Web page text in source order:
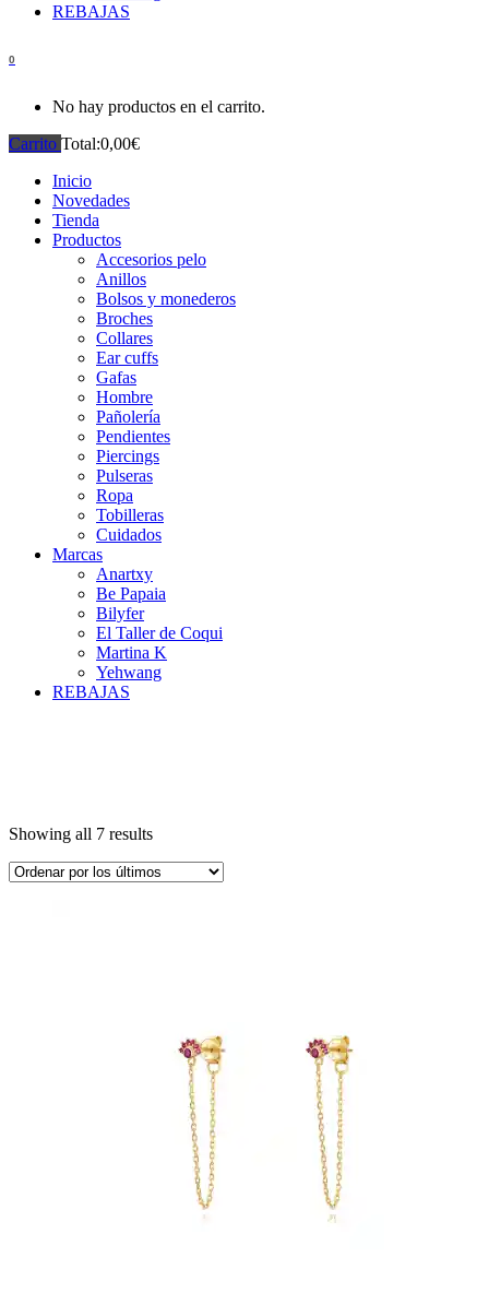
REBAJAS
0
No hay productos en el carrito.
Carrito Total:0,00€
Inicio
Novedades
Tienda
Productos
Accesorios pelo
Anillos
Bolsos y monederos
Broches
Collares
Ear cuffs
Gafas
Hombre
Pañolería
Pendientes
Piercings
Pulseras
Ropa
Tobilleras
Cuidados
Marcas
Anartxy
Be Papaia
Bilyfer
El Taller de Coqui
Martina K
Yehwang
REBAJAS
Showing all 7 results